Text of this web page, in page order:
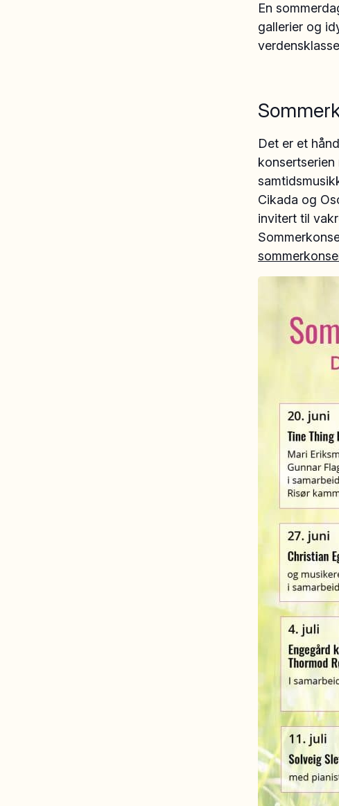
En
gallerier og
Det er et
Cikada og
invitert til